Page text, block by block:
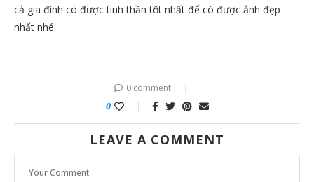
cả gia đình có được tinh thần tốt nhất để có được ảnh đẹp
nhất nhé.
0 comment
0
LEAVE A COMMENT